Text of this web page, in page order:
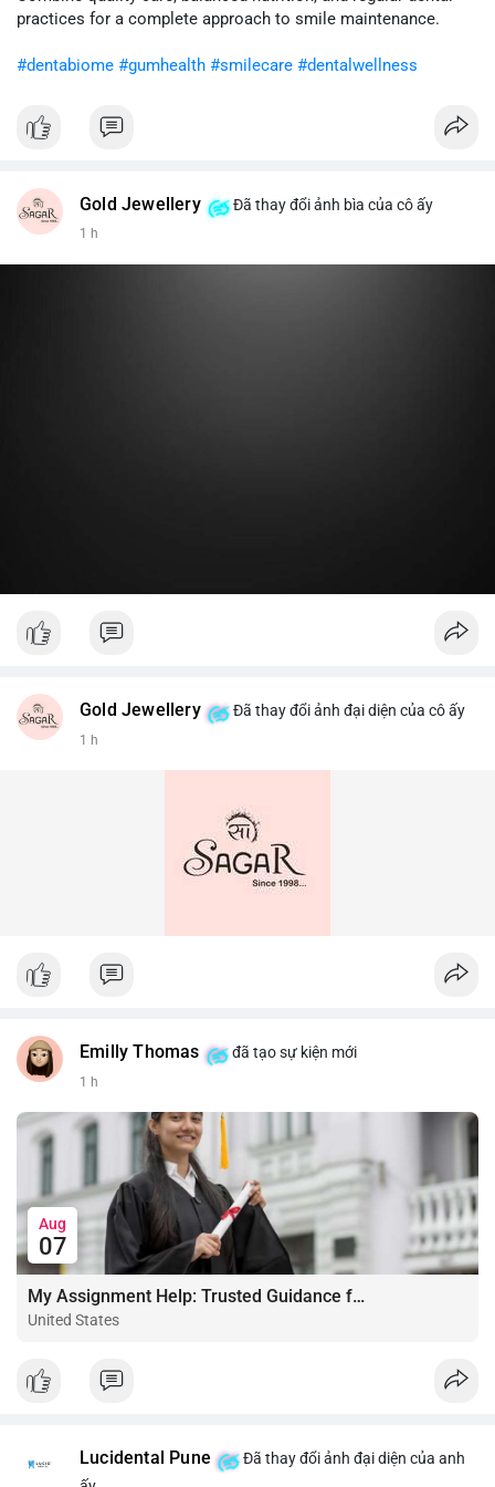
cân nhắc giảm tỷ trọng đòn bẩy và chờ xu hướng rõ ràng trước
practices for a complete approach to smile maintenance.
#dentabiome #gumhealth #smilecare #dentalwellness
Gold Jewellery Đã thay đổi ảnh bìa của cô ấy
1 h
Gold Jewellery Đã thay đổi ảnh đại diện của cô ấy
1 h
Emilly Thomas đã tạo sự kiện mới
1 h
Aug
07
My Assignment Help: Trusted Guidance for Academic Excellence
United States
Lucidental Pune
Đã thay đổi ảnh đại diện của anh